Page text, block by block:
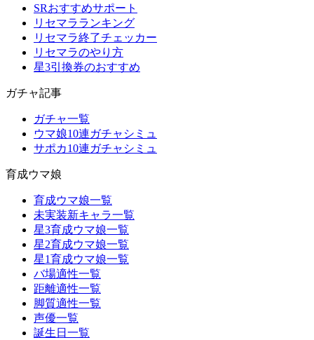
SRおすすめサポート
リセマラランキング
リセマラ終了チェッカー
リセマラのやり方
星3引換券のおすすめ
ガチャ記事
ガチャ一覧
ウマ娘10連ガチャシミュ
サポカ10連ガチャシミュ
育成ウマ娘
育成ウマ娘一覧
未実装新キャラ一覧
星3育成ウマ娘一覧
星2育成ウマ娘一覧
星1育成ウマ娘一覧
バ場適性一覧
距離適性一覧
脚質適性一覧
声優一覧
誕生日一覧